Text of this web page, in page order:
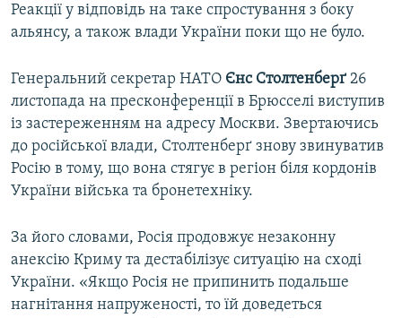
Реакції у відповідь на таке спростування з боку
альянсу, а також влади України поки що не було.
Генеральний секретар НАТО Єнс Столтенберґ 26
листопада на пресконференції в Брюсселі виступив
із застереженням на адресу Москви. Звертаючись
до російської влади, Столтенберґ знову звинуватив
Росію в тому, що вона стягує в регіон біля кордонів
України війська та бронетехніку.
За його словами, Росія продовжує незаконну
анексію Криму та дестабілізує ситуацію на сході
України. «Якщо Росія не припинить подальше
нагнітання напруженості, то їй доведеться